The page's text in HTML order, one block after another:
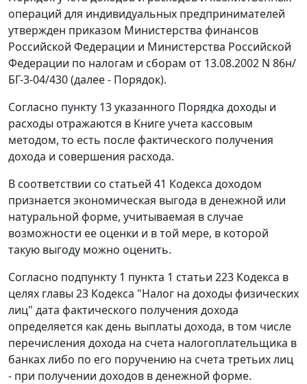
операций для индивидуальных предпринимателей
утвержден приказом Министерства финансов
Российской Федерации и Министерства Российской
Федерации по налогам и сборам от 13.08.2002 N 86н/
БГ-3-04/430 (далее - Порядок).
Согласно пункту 13 указанного Порядка доходы и
расходы отражаются в Книге учета кассовым
методом, то есть после фактического получения
дохода и совершения расхода.
В соответствии со статьей 41 Кодекса доходом
признается экономическая выгода в денежной или
натуральной форме, учитываемая в случае
возможности ее оценки и в той мере, в которой
такую выгоду можно оценить.
Согласно подпункту 1 пункта 1 статьи 223 Кодекса в
целях главы 23 Кодекса "Налог на доходы физических
лиц" дата фактического получения дохода
определяется как день выплаты дохода, в том числе
перечисления дохода на счета налогоплательщика в
банках либо по его поручению на счета третьих лиц
- при получении доходов в денежной форме.